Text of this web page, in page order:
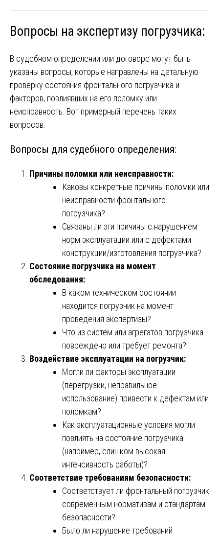
Вопросы на экспертизу погрузчика:
В судебном определении или договоре могут быть
указаны вопросы, которые направлены на детальную
проверку состояния фронтального погрузчика и
факторов, повлиявших на его поломку или
неисправность. Вот примерный перечень таких
вопросов:
Вопросы для судебного определения:
Причины поломки или неисправности:
Каковы конкретные причины поломки или
неисправности фронтального
погрузчика?
Связаны ли эти причины с нарушением
норм эксплуатации или с дефектами
конструкции/изготовления погрузчика?
Состояние погрузчика на момент
обследования:
В каком техническом состоянии
находится погрузчик на момент
проведения экспертизы?
Что из систем или агрегатов погрузчика
повреждено или требует ремонта?
Воздействие эксплуатации на погрузчик:
Могли ли факторы эксплуатации
(перегрузки, неправильное
использование) привести к дефектам или
поломкам?
Как эксплуатационные условия могли
повлиять на состояние погрузчика
(например, слишком высокая
интенсивность работы)?
Соответствие требованиям безопасности:
Соответствует ли фронтальный погрузчик
современным нормативам и стандартам
безопасности?
Было ли нарушение требований